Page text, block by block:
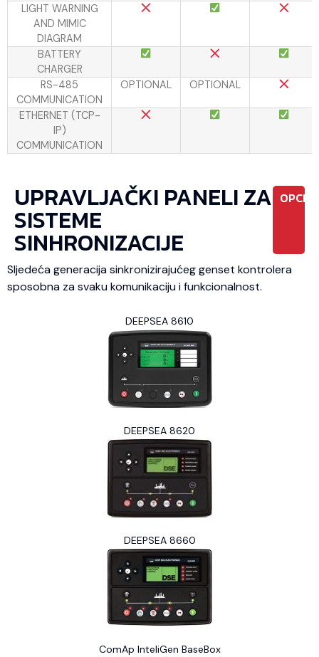
LIGHT WARNING
AND MIMIC
DIAGRAM
BATTERY
CHARGER
RS-485
COMMUNICATION
OPTIONAL OPTIONAL
ETHERNET (TCP-
IP)
COMMUNICATION
UPRAVLJAČKI PANELI ZA
SISTEME
SINHRONIZACIJE
Sljedeća generacija sinkronizirajućeg genset kontrolera
sposobna za svaku komunikaciju i funkcionalnost.
DEEPSEA 8610
DEEPSEA 8620
DEEPSEA 8660
ComAp InteliGen BaseBox